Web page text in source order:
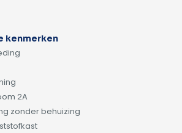
kenmerken
2A
zonder behuizing